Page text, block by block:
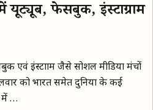
फेसबुक, इंस्टाग्राम
एवं इंस्टाग्राम जैसे सोशल मीडिया मंचों
को भारत समेत दुनिया के कई
में …